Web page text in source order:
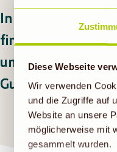
Diese Webseite
Wir verwenden
und die Zugriffe auf
Website an unsere
möglicherweise mit
gesammelt wurden.
In diesem Markt
findest du viele
unserenaktuellen
Guten Appetit!